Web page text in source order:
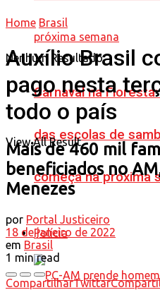
Carnaval na
das escolas de
começa na próxima
Polícia
Nenhum Resultado
View All Result
Home Brasil
Auxílio Brasil
pago nesta
todo o país
Mais de 460 mil
beneficiados no
Menezes
por Portal Justiceiro
18 de janeiro de 2022
em Brasil
1 min read
CompartilharTwittar